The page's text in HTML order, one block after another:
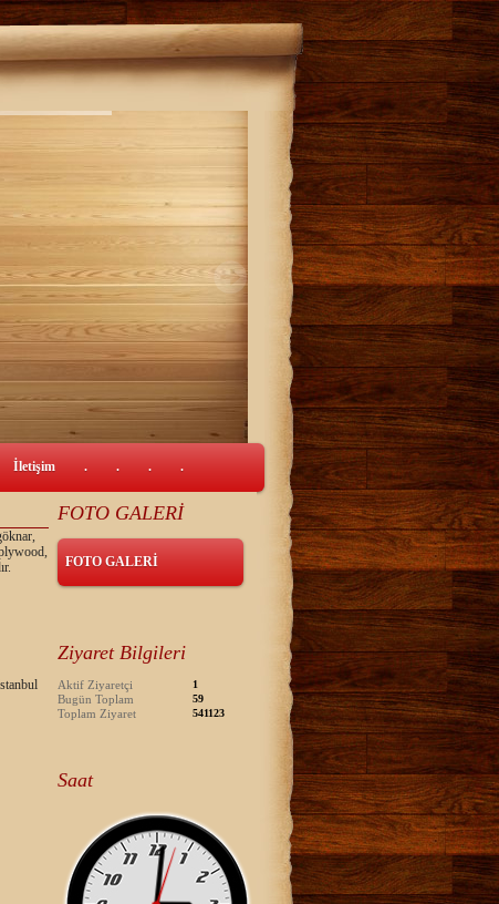
İletişim . . . .
FOTO GALERİ
FOTO GALERİ
Ziyaret Bilgileri
Aktif Ziyaretçi 1
Bugün Toplam 59
Toplam Ziyaret 541123
Saat